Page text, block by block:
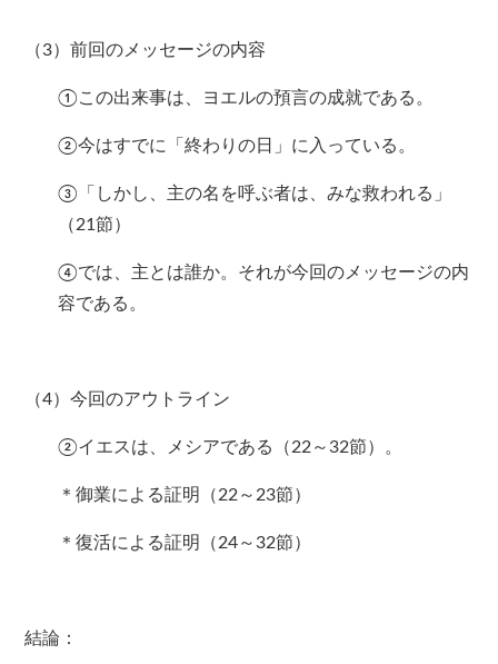
（3）前回のメッセージの内容
①この出来事は、ヨエルの預言の成就である。
②今はすでに「終わりの日」に入っている。
③「しかし、主の名を呼ぶ者は、みな救われる」
（21節）
④では、主とは誰か。それが今回のメッセージの内
容である。
（4）今回のアウトライン
②イエスは、メシアである（22～32節）。
＊御業による証明（22～23節）
＊復活による証明（24～32節）
結論：